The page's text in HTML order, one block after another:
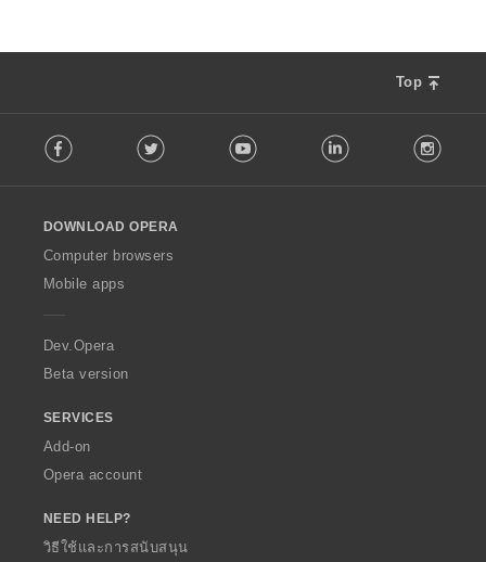
Top
o
w
O
p
a
Facebook Twitter Youtube LinkedIn
DOWNLOAD OPERA
Computer browsers
Mobile apps
Dev.Opera
Beta version
SERVICES
Add-on
Opera account
NEED HELP?
วิธีใช้และการสนับสนุน